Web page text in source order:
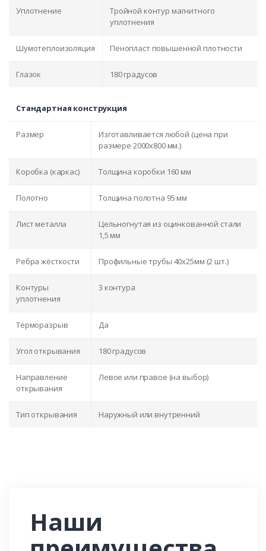
Уплотнение
Тройной контур магнитного
уплотнения
Шумотеплоизоляция Пенопласт повышенной плотности
Глазок 180 градусов
Стандартная конструкция
Размер
Изготавливается любой (цена при
размере 2000x800 мм.)
Коробка (каркас) Толщина коробки 160 мм
Полотно Толщина полотна 95 мм
Лист металла
Цельногнутая из оцинкованной стали
1,5 мм
Ребра жёсткости Профильные трубы 40х25мм (2 шт.)
Контуры
уплотнения
3 контура
Терморазрыв Да
Угол открывания 180 градусов
Направление
открывания
Левое или правое (на выбор)
Тип открывания Наружный или внутренний
Наши